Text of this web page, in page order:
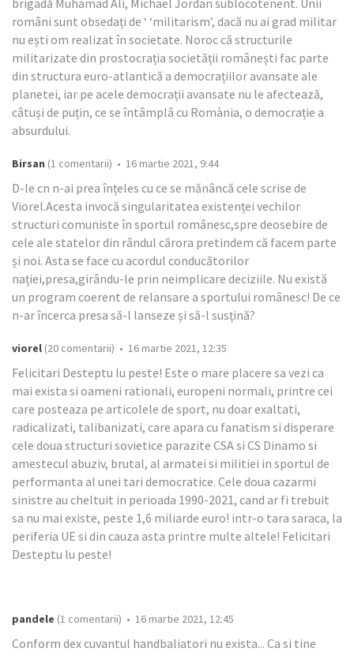
români sunt obsedați de ‘ ‘militarism’, dacă nu ai grad militar
nu ești om realizat în societate. Noroc că structurile
militarizate din prostocrația societății românești fac parte
din structura euro-atlantică a democrațiilor avansate ale
planetei, iar pe acele democrații avansate nu le afectează,
câtuși de puțin, ce se întâmplâ cu Romània, o democrație a
absurdului.
Birsan (1 comentarii) • 16 martie 2021, 9:44
D-le cn n-ai prea înțeles cu ce se mănâncă cele scrise de
Viorel.Acesta invocă singularitatea existenței vechilor
structuri comuniste în sportul românesc,spre deosebire de
cele ale statelor din rândul cărora pretindem că facem parte
și noi. Asta se face cu acordul conducătorilor
nației,presa,girându-le prin neimplicare deciziile. Nu există
un program coerent de relansare a sportului românesc! De ce
n-ar încerca presa să-l lanseze și să-l susțină?
viorel (20 comentarii) • 16 martie 2021, 12:35
Felicitari Desteptu lu peste! Este o mare placere sa vezi ca
mai exista si oameni rationali, europeni normali, printre cei
care posteaza pe articolele de sport, nu doar exaltati,
radicalizati, talibanizati, care apara cu fanatism si disperare
cele doua structuri sovietice parazite CSA si CS Dinamo si
amestecul abuziv, brutal, al armatei si militiei in sportul de
performanta al unei tari democratice. Cele doua cazarmi
sinistre au cheltuit in perioada 1990-2021, cand ar fi trebuit
sa nu mai existe, peste 1,6 miliarde euro! intr-o tara saraca, la
periferia UE si din cauza asta printre multe altele! Felicitari
Desteptu lu peste!
pandele (1 comentarii) • 16 martie 2021, 12:45
Conform dex cuvantul handbaliatori nu exista... Ca si tine